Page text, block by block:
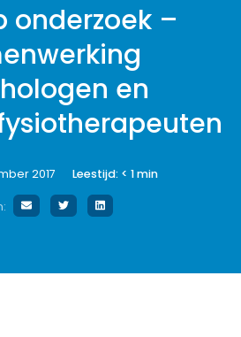
onderzoek –
en
2017 Leestijd: < 1min